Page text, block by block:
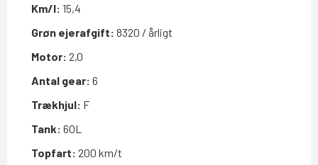
Km/l: 15,4
Grøn ejerafgift: 8320 / årligt
Motor: 2,0
Antal gear: 6
Trækhjul: F
Tank: 60L
Topfart: 200 km/t